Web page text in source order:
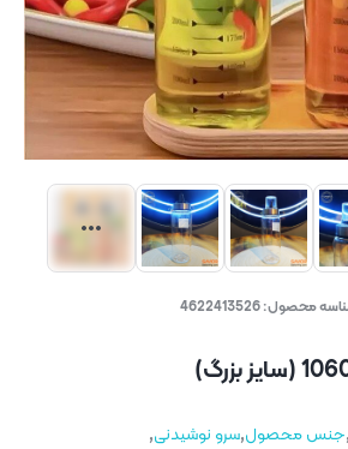
محصول:4622413526
,جنس محصول,سرو نوشیدنی,